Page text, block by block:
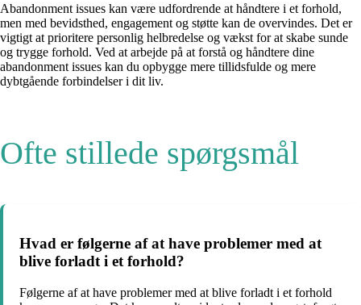
Abandonment issues kan være udfordrende at håndtere i et forhold,
men med bevidsthed, engagement og støtte kan de overvindes. Det er
vigtigt at prioritere personlig helbredelse og vækst for at skabe sunde
og trygge forhold. Ved at arbejde på at forstå og håndtere dine
abandonment issues kan du opbygge mere tillidsfulde og mere
dybtgående forbindelser i dit liv.
Ofte stillede spørgsmål
Hvad er følgerne af at have problemer med at
blive forladt i et forhold?
Følgerne af at have problemer med at blive forladt i et forhold